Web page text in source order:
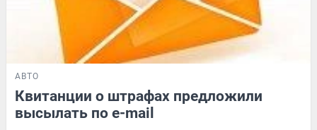
АВТО
Квитанции о штрафах предложили
высылать по e-mail